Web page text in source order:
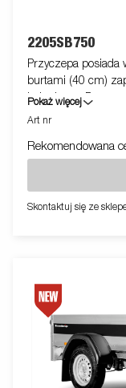
2205SB750
Przyczepa posiada
burtami (40 cm)
ładunkową.
składany panel
mocowania i
Pokaż więcej
Art nr
Rekomendowana
Skontaktuj się ze